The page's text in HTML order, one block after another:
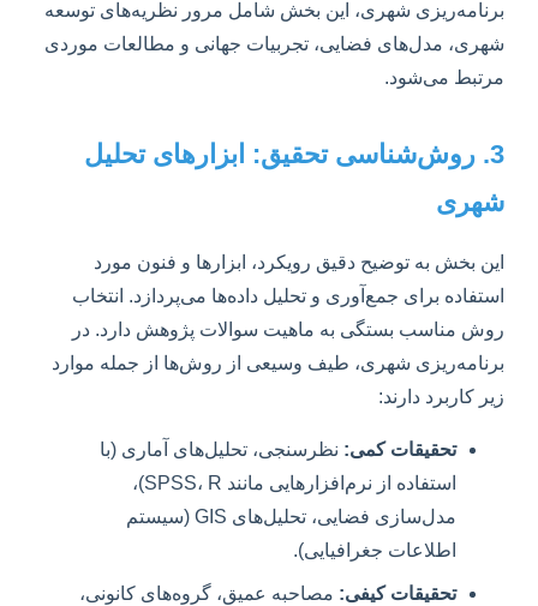
برنامه‌ریزی شهری، این بخش شامل مرور نظریه‌های توسعه
شهری، مدل‌های فضایی، تجربیات جهانی و مطالعات موردی
مرتبط می‌شود.
3. روش‌شناسی تحقیق: ابزارهای تحلیل
شهری
این بخش به توضیح دقیق رویکرد، ابزارها و فنون مورد
استفاده برای جمع‌آوری و تحلیل داده‌ها می‌پردازد. انتخاب
روش مناسب بستگی به ماهیت سوالات پژوهش دارد. در
برنامه‌ریزی شهری، طیف وسیعی از روش‌ها از جمله موارد
زیر کاربرد دارند:
تحقیقات کمی: نظرسنجی، تحلیل‌های آماری (با
استفاده از نرم‌افزارهایی مانند SPSS، R)،
مدل‌سازی فضایی، تحلیل‌های GIS (سیستم
اطلاعات جغرافیایی).
تحقیقات کیفی: مصاحبه عمیق، گروه‌های کانونی،